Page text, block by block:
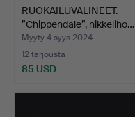
RUOKAILUVÄLINEET.
”Chippendale”, nikkeliho…
Myyty 4 syys 2024
12 tarjousta
85 USD